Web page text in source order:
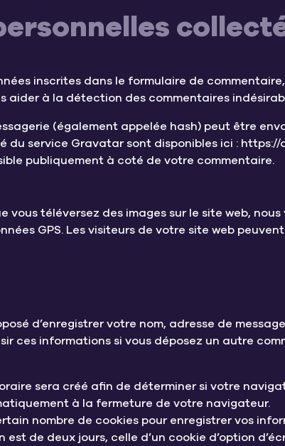
inscrites dans le formulaire de
aider à la détection des commentaires
(également appelée hash) peut être
du service Gravatar sont disponibles ici :
publiquement à coté de votre commentaire.
téléversez des images sur le site web, nous
GPS. Les visiteurs de votre site web
d’enregistrer votre nom, adresse de
ces informations si vous déposez un autre
sera créé afin de déterminer si votre
à la fermeture de votre navigateur.
nombre de cookies pour enregistrer vos
de deux jours, celle d’un cookie d’option